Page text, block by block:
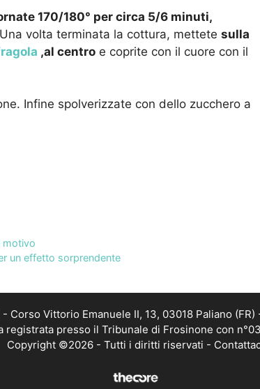
170/180° per circa 5/6 minuti,
volta terminata la cottura, mettete sulla
,al centro e coprite con il cuore con il
Infine spolverizzate con dello zucchero a
motivo
un effetto sorprendente
Corso Vittorio Emanuele II, 13, 03018 Paliano
registrata presso il Tribunale di Frosinone con
Copyright ©2026 - Tutti i diritti riservati -